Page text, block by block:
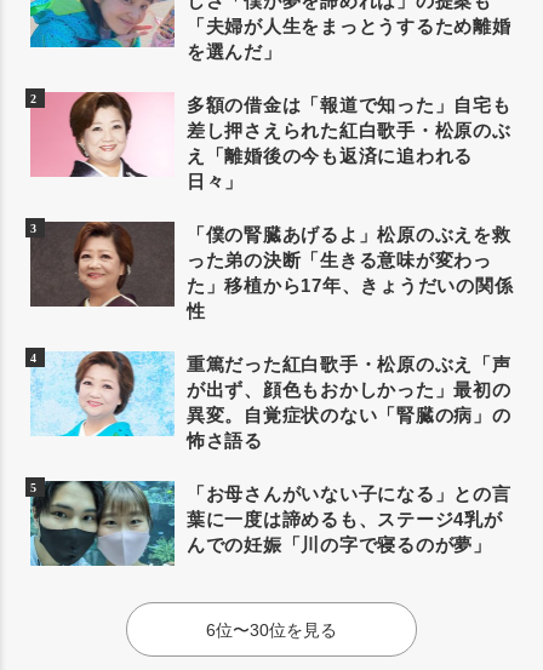
「夫婦が人生をまっとうするため離婚
を選んだ」
多額の借金は「報道で知った」自宅も
差し押さえられた紅白歌手・松原のぶ
え「離婚後の今も返済に追われる
日々」
「僕の腎臓あげるよ」松原のぶえを救
った弟の決断「生きる意味が変わっ
た」移植から17年、きょうだいの関係
性
重篤だった紅白歌手・松原のぶえ「声
が出ず、顔色もおかしかった」最初の
異変。自覚症状のない「腎臓の病」の
怖さ語る
「お母さんがいない子になる」との言
葉に一度は諦めるも、ステージ4乳が
んでの妊娠「川の字で寝るのが夢」
6位〜30位を見る